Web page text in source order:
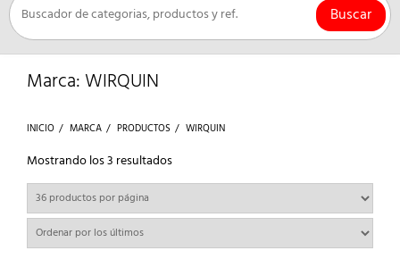
Buscar
Marca: WIRQUIN
INICIO MARCA PRODUCTOS WIRQUIN
Mostrando los 3 resultadosOrdenado
por
últimos